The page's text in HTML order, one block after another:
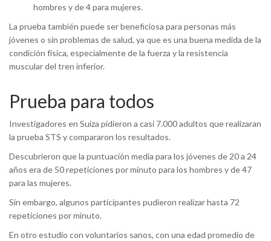
hombres y de 4 para mujeres.
La prueba también puede ser beneficiosa para personas más
jóvenes o sin problemas de salud, ya que es una buena medida de la
condición física, especialmente de la fuerza y ​​la resistencia
muscular del tren inferior.
Prueba para todos
Investigadores en Suiza pidieron a casi 7.000 adultos que realizaran
la prueba STS y compararon los resultados.
Descubrieron que la puntuación media para los jóvenes de 20 a 24
años era de 50 repeticiones por minuto para los hombres y de 47
para las mujeres.
Sin embargo, algunos participantes pudieron realizar hasta 72
repeticiones por minuto.
En otro estudio con voluntarios sanos, con una edad promedio de